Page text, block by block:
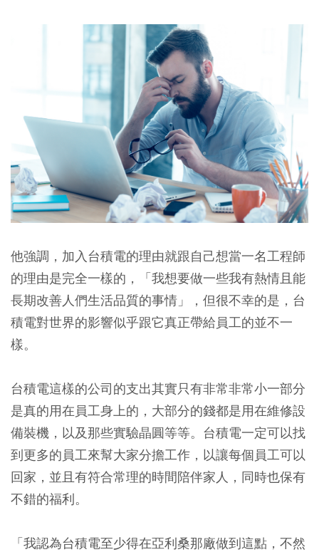
他強調，加入台積電的理由就跟自己想當一名工程師
的理由是完全一樣的，「我想要做一些我有熱情且能
長期改善人們生活品質的事情」，但很不幸的是，台
積電對世界的影響似乎跟它真正帶給員工的並不一
樣。
台積電這樣的公司的支出其實只有非常非常小一部分
是真的用在員工身上的，大部分的錢都是用在維修設
備裝機，以及那些實驗晶圓等等。台積電一定可以找
到更多的員工來幫大家分擔工作，以讓每個員工可以
回家，並且有符合常理的時間陪伴家人，同時也保有
不錯的福利。
「我認為台積電至少得在亞利桑那廠做到這點，不然